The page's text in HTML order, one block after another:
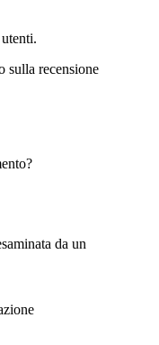
sulla recensione
da un